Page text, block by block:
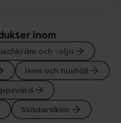
inom
och -olja
Hem och hushåll
Städartiklar